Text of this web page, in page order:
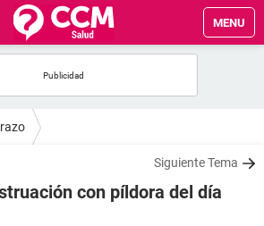
MENU
Siguiente Tema
con píldora del día